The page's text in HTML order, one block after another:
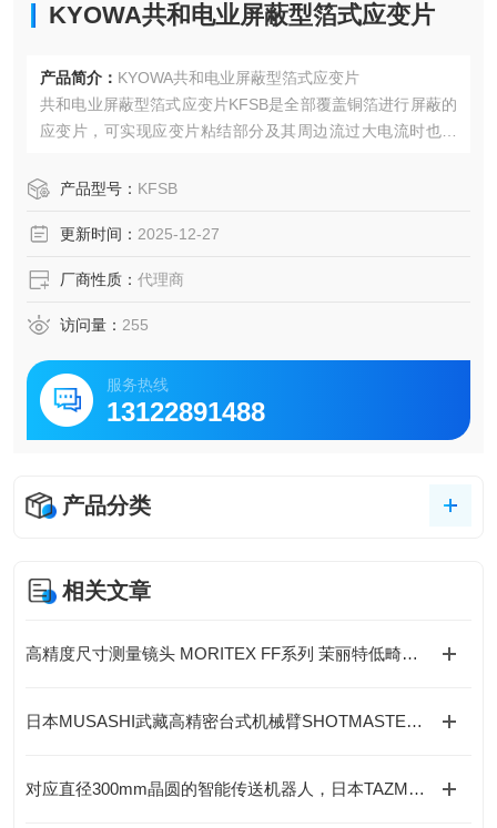
KYOWA共和电业屏蔽型箔式应变片
产品简介： KYOWA共和电业屏蔽型箔式应变片
共和电业屏蔽型箔式应变片KFSB是全部覆盖铜箔进行屏蔽的
应变片，可实现应变片粘结部分及其周边流过大电流时也能
（120Ω）Ni-Cr系合金箔（350Ω）材料基底：聚酰胺
产品型号： KFSB
更新时间： 2025-12-27
厂商性质： 代理商
访问量： 255
服务热线
13122891488
产品分类
相关文章
高精度尺寸测量镜头 MORITEX FF系列 茉丽特低畸变工业检测专用
日本MUSASHI武藏高精密台式机械臂SHOTMASTER SX在哪些行业有应用？
对应直径300mm晶圆的智能传送机器人，日本TAZMO株式会社